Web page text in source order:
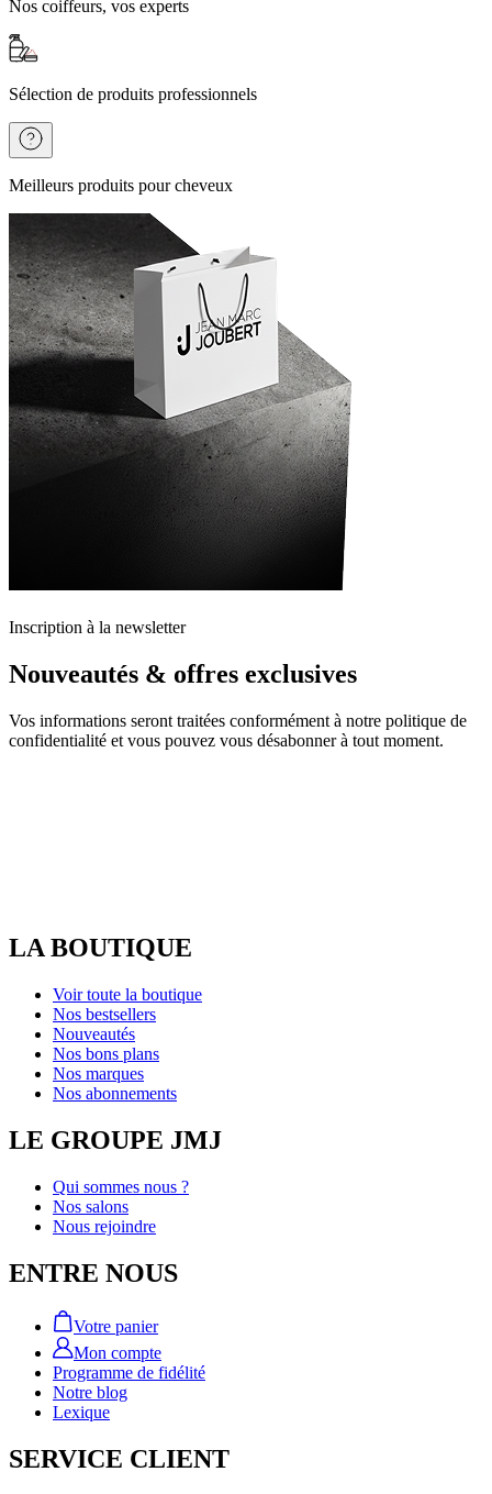
Nos coiffeurs, vos experts
Sélection de produits professionnels
Meilleurs produits pour cheveux
Inscription à la newsletter
Nouveautés & offres exclusives
Vos informations seront traitées conformément à notre politique de
confidentialité et vous pouvez vous désabonner à tout moment.
LA BOUTIQUE
Voir toute la boutique
Nos bestsellers
Nouveautés
Nos bons plans
Nos marques
Nos abonnements
LE GROUPE JMJ
Qui sommes nous ?
Nos salons
Nous rejoindre
ENTRE NOUS
Votre panier
Mon compte
Programme de fidélité
Notre blog
Lexique
SERVICE CLIENT